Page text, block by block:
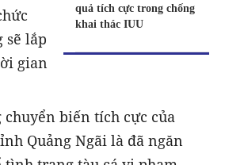
quả tích cực trong chống
khai thác IUU
sẽ lắp
gian
biến tích cực của
Quảng Ngãi là đã ngăn